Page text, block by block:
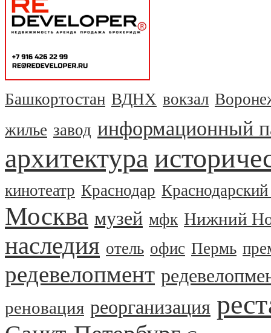
Башкортостан ВДНХ вокзал
жилье завод информационный
архитектура
кинотеатр Краснодар
Москва музей мфк Нижний
наследия отель офис Пермь
редевелопмент
реновация реорганизация